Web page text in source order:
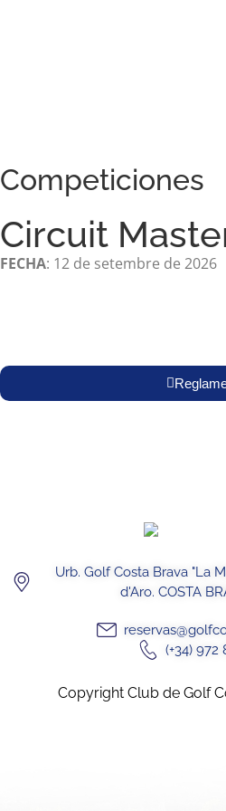
Competiciones
Circuit
FECHA: 12 de setembre de 2026
Urb. Golf Costa Brava "La
d'Aro. COSTA
(+34) 972
Copyright Club de Golf